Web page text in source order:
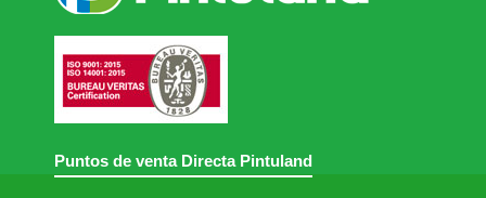
Puntos de venta Directa Pintuland